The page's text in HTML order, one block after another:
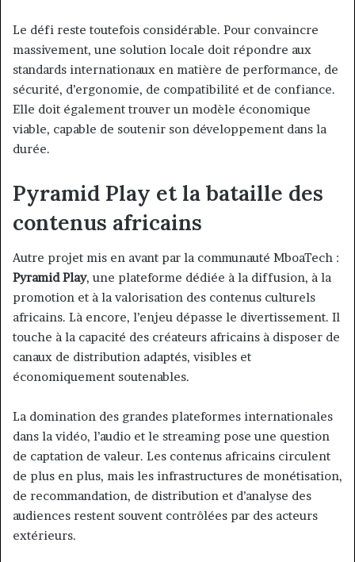
Le défi reste toutefois considérable. Pour convaincre
massivement, une solution locale doit répondre aux
standards internationaux en matière de performance, de
sécurité, d’ergonomie, de compatibilité et de confiance.
Elle doit également trouver un modèle économique
viable, capable de soutenir son développement dans la
durée.
Pyramid Play et la bataille des
contenus africains
Autre projet mis en avant par la communauté MboaTech :
Pyramid Play, une plateforme dédiée à la diffusion, à la
promotion et à la valorisation des contenus culturels
africains. Là encore, l’enjeu dépasse le divertissement. Il
touche à la capacité des créateurs africains à disposer de
canaux de distribution adaptés, visibles et
économiquement soutenables.
La domination des grandes plateformes internationales
dans la vidéo, l’audio et le streaming pose une question
de captation de valeur. Les contenus africains circulent
de plus en plus, mais les infrastructures de monétisation,
de recommandation, de distribution et d’analyse des
audiences restent souvent contrôlées par des acteurs
extérieurs.